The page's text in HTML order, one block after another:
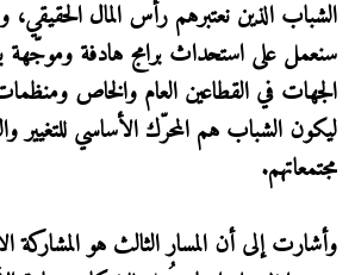
الشباب الذين نعتبرهم رأس المال الحقيقي،
سنعمل على استحداث برامج هادفة وموجّهة
الجهات في القطاعين العام والخاص ومنظمات
ليكون الشباب هم المحرّك الأساسي للتغيير
مجتمعاتهم.
وأشارت إلى أن المسار الثالث هو المشاركة